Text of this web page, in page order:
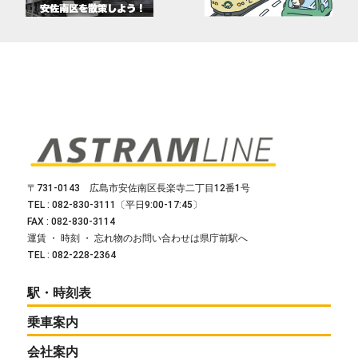
〒731-0143 広島市安佐南区長楽寺二丁目12番1号
TEL : 082-830-3111〔平日9:00-17:45〕
FAX : 082-830-3114
運賃 ・ 時刻 ・ 忘れ物のお問い合わせは県庁前駅へ
TEL : 082-228-2364
駅・時刻表
乗車案内
会社案内